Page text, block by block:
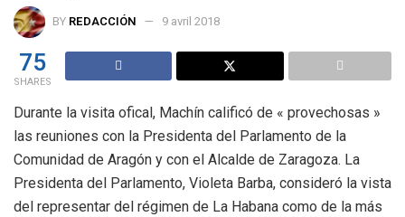
BY REDACCIÓN 9 avril 2018
75
SHARES
Durante la visita ofical, Machín calificó de « provechosas »
las reuniones con la Presidenta del Parlamento de la
Comunidad de Aragón y con el Alcalde de Zaragoza. La
Presidenta del Parlamento, Violeta Barba, consideró la vista
del representar del régimen de La Habana como de la más